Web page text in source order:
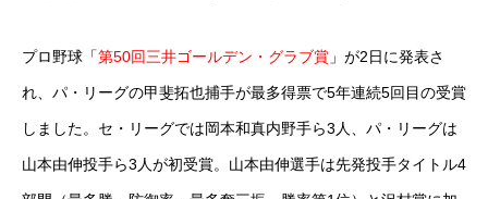
プロ野球「第50回三井ゴールデン・グラブ賞 」が2日に発表さ
れ、パ・リーグの甲斐拓也捕手が最多得票で5年連続5回目の受賞
しました。セ・リーグでは岡本和真内野手ら3人、パ・リーグは
山本由伸投手ら3人が初受賞。山本由伸選手は先発投手タイトル4